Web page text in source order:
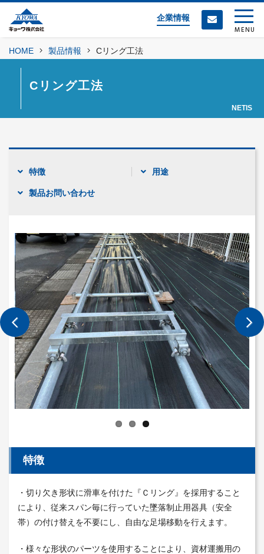
企業情報
MENU
HOME 製品情報 Cリング工法
Cリング工法
NETIS
特徴 用途
製品お問い合わせ
特徴
・切り欠き形状に滑車を付けた『Ｃリング』を採用すること
により、従来スパン毎に行っていた墜落制止用器具（安全
帯）の付け替えを不要にし、自由な足場移動を行えます。
・様々な形状のパーツを使用することにより、資材運搬用の